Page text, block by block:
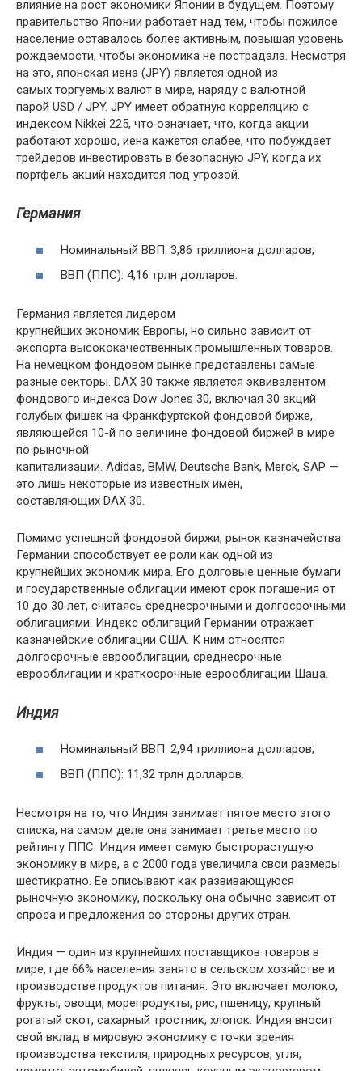
влияние на рост экономики Японии в будущем. Поэтому
правительство Японии работает над тем, чтобы пожилое
население оставалось более активным, повышая уровень
рождаемости, чтобы экономика не пострадала. Несмотря
на это, японская иена (JPY) является одной из
самых торгуемых валют в мире, наряду с валютной
парой USD / JPY. JPY имеет обратную корреляцию с
индексом Nikkei 225, что означает, что, когда акции
работают хорошо, иена кажется слабее, что побуждает
трейдеров инвестировать в безопасную JPY, когда их
портфель акций находится под угрозой.
Германия
Номинальный ВВП: 3,86 триллиона долларов;
ВВП (ППС): 4,16 трлн долларов.
Германия является лидером
крупнейших экономик Европы, но сильно зависит от
экспорта высококачественных промышленных товаров.
На немецком фондовом рынке представлены самые
разные секторы. DAX 30 также является эквивалентом
фондового индекса Dow Jones 30, включая 30 акций
голубых фишек на Франкфуртской фондовой бирже,
являющейся 10-й по величине фондовой биржей в мире
по рыночной
капитализации. Adidas, BMW, Deutsche Bank, Merck, SAP —
это лишь некоторые из известных имен,
составляющих DAX 30.
Помимо успешной фондовой биржи, рынок казначейства
Германии способствует ее роли как одной из
крупнейших экономик мира. Его долговые ценные бумаги
и государственные облигации имеют срок погашения от
10 до 30 лет, считаясь среднесрочными и долгосрочными
облигациями. Индекс облигаций Германии отражает
казначейские облигации США. К ним относятся
долгосрочные еврооблигации, среднесрочные
еврооблигации и краткосрочные еврооблигации Шаца.
Индия
Номинальный ВВП: 2,94 триллиона долларов;
ВВП (ППС): 11,32 трлн долларов.
Несмотря на то, что Индия занимает пятое место этого
списка, на самом деле она занимает третье место по
рейтингу ППС. Индия имеет самую быстрорастущую
экономику в мире, а с 2000 года увеличила свои размеры
шестикратно. Ее описывают как развивающуюся
рыночную экономику, поскольку она обычно зависит от
спроса и предложения со стороны других стран.
Индия — один из крупнейших поставщиков товаров в
мире, где 66% населения занято в сельском хозяйстве и
производстве продуктов питания. Это включает молоко,
фрукты, овощи, морепродукты, рис, пшеницу, крупный
рогатый скот, сахарный тростник, хлопок. Индия вносит
свой вклад в мировую экономику с точки зрения
производства текстиля, природных ресурсов, угля,